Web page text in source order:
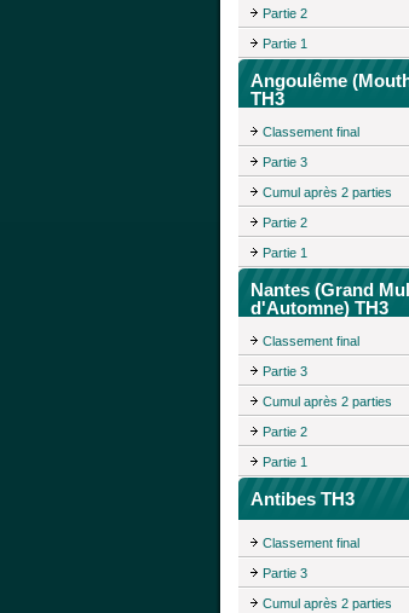
Partie 2
Partie 1
Angoulême
TH3
Classement final
Partie 3
Cumul après 2 parties
Partie 2
Partie 1
Nantes (Grand
d'Automne) TH3
Classement final
Partie 3
Cumul après 2 parties
Partie 2
Partie 1
Antibes TH3
Classement final
Partie 3
Cumul après 2 parties